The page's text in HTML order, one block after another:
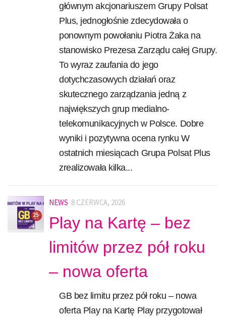
głównym akcjonariuszem Grupy Polsat
Plus, jednogłośnie zdecydowała o
ponownym powołaniu Piotra Żaka na
stanowisko Prezesa Zarządu całej Grupy.
To wyraz zaufania do jego
dotychczasowych działań oraz
skutecznego zarządzania jedną z
największych grup medialno-
telekomunikacyjnych w Polsce. Dobre
wyniki i pozytywna ocena rynku W
ostatnich miesiącach Grupa Polsat Plus
zrealizowała kilka...
NEWS 8 CZERWCA, 2026
Play na Kartę – bez
limitów przez pół roku
– nowa oferta
GB bez limitu przez pół roku – nowa
oferta Play na Kartę Play przygotował